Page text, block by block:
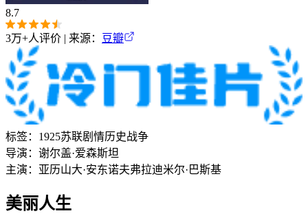
8.7
3万+人评价 | 来源： 豆瓣
标签： 1925苏联剧情历史战争
导演： 谢尔盖·爱森斯坦
主演： 亚历山大·安东诺夫弗拉迪米尔·巴斯基
美丽人生